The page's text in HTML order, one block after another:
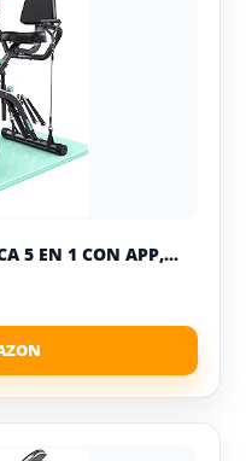
5 EN 1 CON APP,...